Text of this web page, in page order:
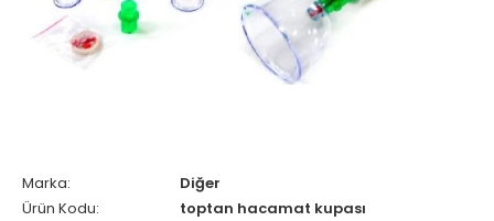
Marka:
Diğer
Ürün Kodu:
toptan hacamat kupası